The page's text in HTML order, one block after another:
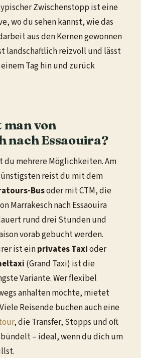
Zwischenstopp ist eine
wo du sehen kannst, wie das
aus den Kernen gewonnen
landschaftlich reizvoll und lässt
Tag hin und zurück
von
nach Essaouira?
du mehrere Möglichkeiten. Am
reist du mit dem
Busoder mit CTM, die
Marrakesch nach Essaouira
rund drei Stunden und
vorab gebucht werden.
ist einprivates Taxioder
(Grand Taxi) ist die
Variante. Wer flexibel
anhalten möchte, mietet
Reisende buchen auch eine
, die Transfer, Stopps und oft
– ideal, wenn du dich um